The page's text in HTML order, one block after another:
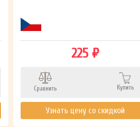
225 ₽
Сравнить Купить
Узнать цену со скидкой